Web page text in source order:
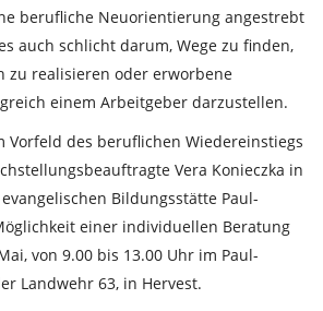
berufliche Neuorientierung angestrebt
auch schlicht darum, Wege zu finden,
zu realisieren oder erworbene
einem Arbeitgeber darzustellen.
Vorfeld des beruflichen Wiedereinstiegs
Vera Konieczka in
Bildungsstätte Paul-
einer individuellen Beratung
von 9.00 bis 13.00 Uhr im Paul-
Landwehr 63, in Hervest.